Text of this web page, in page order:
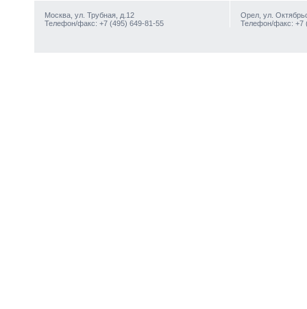
Москва, ул. Трубная, д.12
Телефон/факс: +7 (495) 649-81-55
Орел, ул.
Телефон/факс: +7